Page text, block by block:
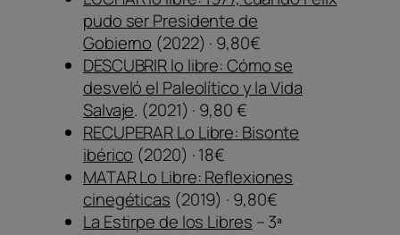
pudo ser Presidente de
Gobierno (2022) · 9,80€
DESCUBRIR lo libre: Cómo se
desveló el Paleolítico y la Vida
Salvaje. (2021) · 9,80 €
RECUPERAR Lo Libre: Bisonte
ibérico (2020) · 18€
MATAR Lo Libre: Reflexiones
cinegéticas (2019) · 9,80€
La Estirpe de los Libres – 3ª